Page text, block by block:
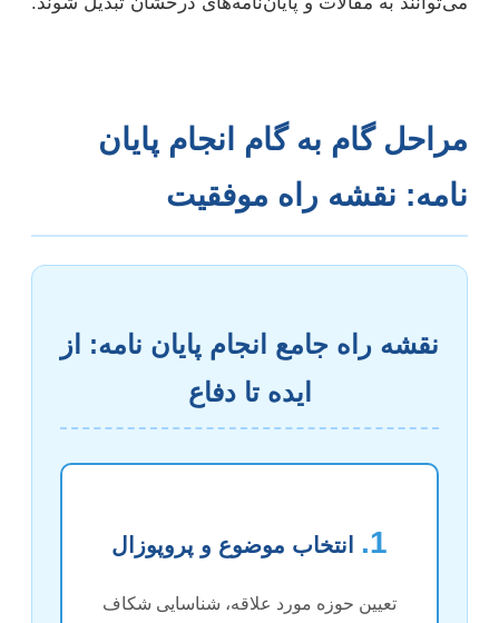
مراحل گام به گام انجام پایان
نامه: نقشه راه موفقیت
نقشه راه جامع انجام پایان نامه: از
ایده تا دفاع
1. انتخاب موضوع و پروپوزال
تعیین حوزه مورد علاقه، شناسایی شکاف